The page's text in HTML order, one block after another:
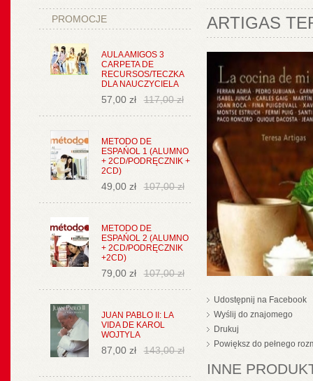
PROMOCJE
AULA AMIGOS 3
CARPETA DE
RECURSOS/TECZKA
DLA NAUCZYCIELA
57,00 zł 117,00 zł
METODO DE
ESPAŃOL 1 (ALUMNO
+ 2CD/PODRĘCZNIK +
2CD)
49,00 zł 107,00 zł
METODO DE
ESPAŃOL 2 (ALUMNO
+ 2CD/PODRĘCZNIK
+2CD)
79,00 zł 107,00 zł
JUAN PABLO II: LA
VIDA DE KAROL
WOJTYLA
87,00 zł 143,00 zł
ARTIGAS
Udostępnij na Facebook
Wyślij do znajomego
Drukuj
Powiększ do pełnego
INNE